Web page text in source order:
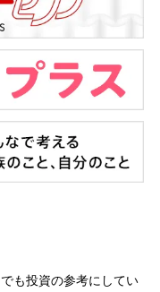
も投資の参考にしてい